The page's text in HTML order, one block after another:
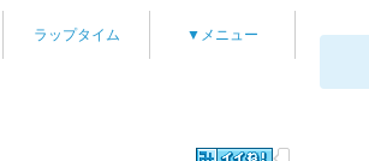
ラップタイム ▼メニュー